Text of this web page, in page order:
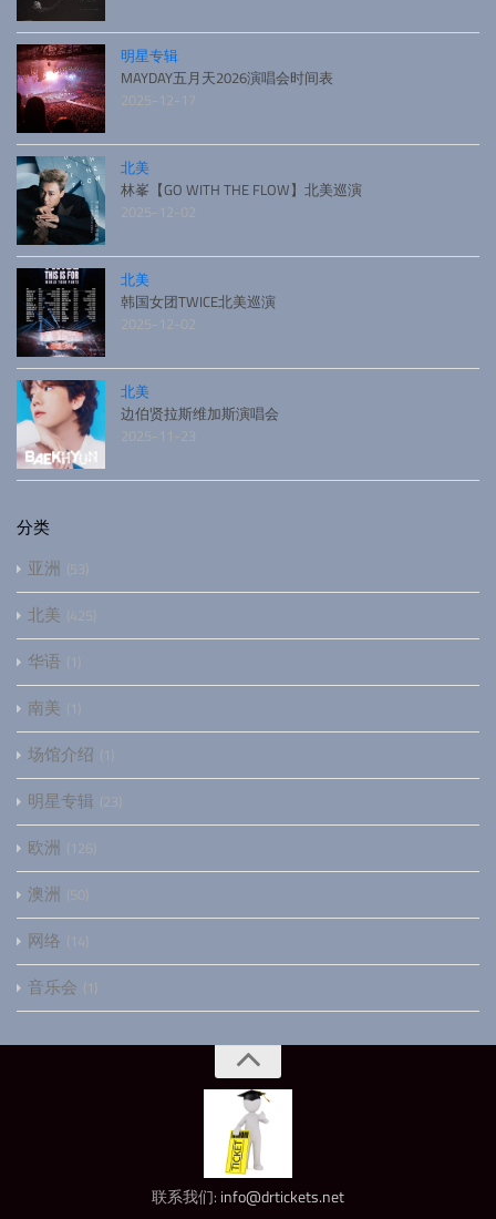
明星专辑
MAYDAY五月天2026演唱会时间表
2025-12-17
北美
林峯【GO WITH THE FLOW】北美巡演
2025-12-02
北美
韩国女团TWICE北美巡演
2025-12-02
北美
边伯贤拉斯维加斯演唱会
2025-11-23
分类
亚洲 53
北美 425
华语 1
南美 1
场馆介绍 1
明星专辑 23
欧洲 126
澳洲 50
网络 14
音乐会 1
联系我们: info@drtickets.net